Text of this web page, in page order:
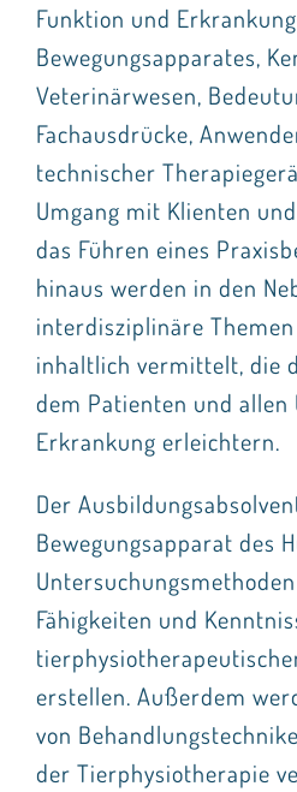
Funktion und
Bewegungsapparates,
Veterinärwesen,
Fachausdrücke,
technischer
Umgang mit Klienten
das Führen eines
hinaus werden in den
interdisziplinäre
inhaltlich vermittelt, die
dem Patienten und allen
Erkrankung erleichtern.
Der
Bewegungsapparat des
Fähigkeiten und
erstellen. Außerdem
von
der Tierphysiotherapie